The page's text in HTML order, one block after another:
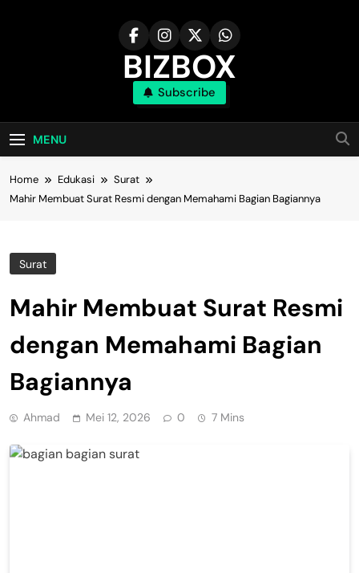
BIZBOX
Bizbox – Media Informasi Terkini
Subscribe
MENU
Home Edukasi
Surat
Mahir Membuat Surat Resmi dengan Memahami Bagian Bagiannya
Surat
Mahir Membuat Surat Resmi
dengan Memahami Bagian
Bagiannya
Ahmad Mei 12, 2026 0 7 Mins